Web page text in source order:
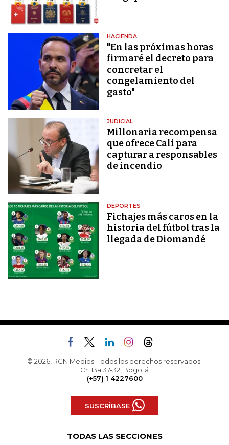
HACIENDA
"En las próximas horas
firmaré el decreto para
concretar el
congelamiento del
gasto"
JUDICIAL
Millonaria recompensa
que ofrece Cali para
capturar a responsables
de incendio
DEPORTES
Fichajes más caros en la
historia del fútbol tras la
llegada de Diomandé
© 2026, RCN Medios. Todos los derechos reservados.
Cr. 13a 37-32, Bogotá
(+57) 1 4227600
SUSCRÍBASE
TODAS LAS SECCIONES